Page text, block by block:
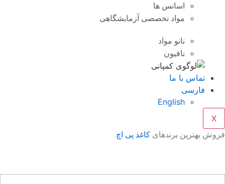
اسانس ها
مواد تخصصی آزمایشگاهی
نانو مواد
نافیون
تماس با ما
فارسی
English
بهترین برندهایکاغذ پی اچ